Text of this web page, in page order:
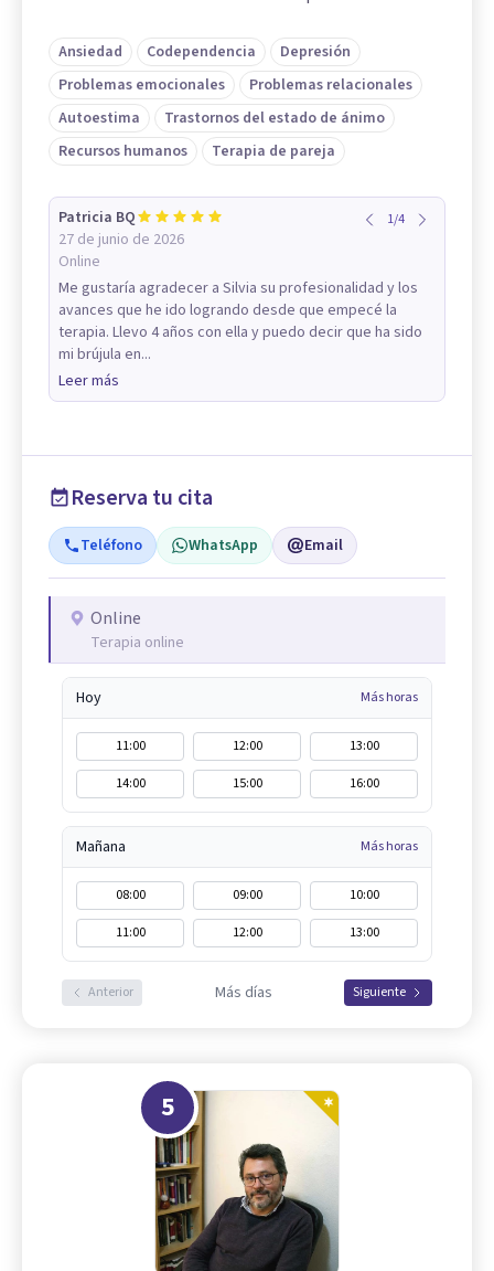
Ansiedad Codependencia
Depresión
Problemas emocionales
Problemas relacionales
Autoestima
Trastornos del estado de ánimo
Recursos humanos
Terapia de pareja
Patricia BQ
27 de junio de 2026
Online
1/4
Me gustaría agradecer a Silvia su profesionalidad y los
avances que he ido logrando desde que empecé la
terapia. Llevo 4 años con ella y puedo decir que ha sido
mi brújula en...
Leer más
Reserva tu cita
Teléfono WhatsApp Email
Online
Terapia online
Hoy Más horas
11:00 12:00
13:00
14:00
15:00 16:00
Mañana Más horas
08:00 09:00
10:00
11:00
12:00 13:00
Anterior Más días Siguiente
5